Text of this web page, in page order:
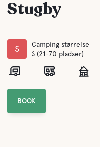
Stugby
S
Camping størrelse
S (21-70 pladser)
BOOK